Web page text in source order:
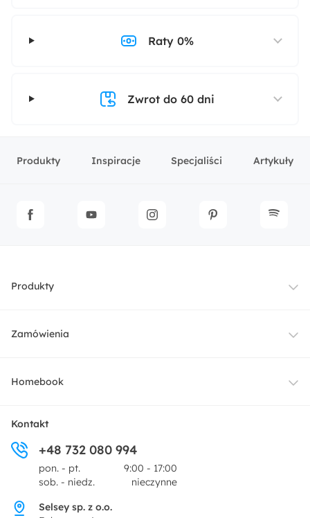
Raty 0%
Zwrot do 60 dni
Produkty Inspiracje Specjaliści Artykuły
Produkty
Meble
Dekoracje i akcesoria
Promocje
Zamówienia
Dostawa
Zwroty
Pytania i odpowiedzi
Homebook
O nas
Centrum prasowe
Kontakt
+48 732 080 994
pon. - pt.
9:00 - 17:00
sob. - niedz.
nieczynne
Selsey sp. z o.o.